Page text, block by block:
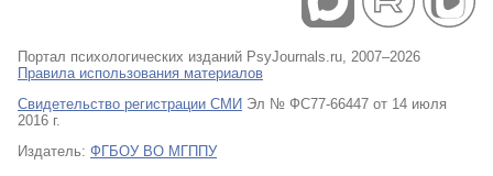
Портал психологических изданий PsyJournals.ru, 2007–2026
Правила использования материалов
Свидетельство регистрации СМИ Эл № ФС77-66447 от 14 июля
2016 г.
Издатель: ФГБОУ ВО МГППУ